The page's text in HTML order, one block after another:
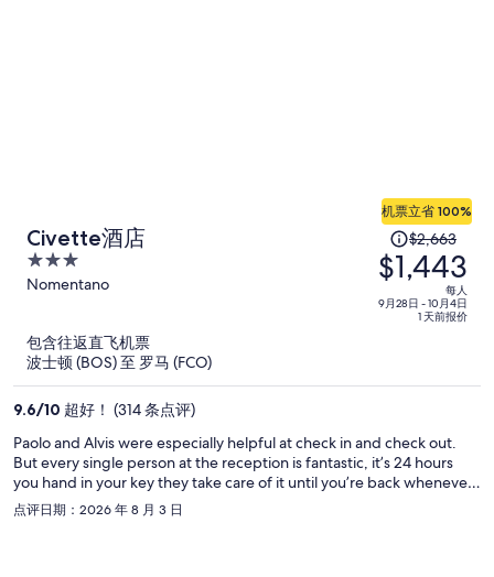
Civette酒店
3
out
5
Nomentano
机票立省 100%
原
价
为
每
现
每
人
$2,663
$1,443
每人
9月28日 - 10月4日
1 天前报价
包含往返直飞机票
波士顿 (BOS) 至 罗马 (FCO)
9.6/10 超好！ (314 条点评)
Paolo and Alvis were especially helpful at check in and check out.
But every single person at the reception is fantastic, it’s 24 hours
you hand in your key they take care of it until you’re back whenever
you want to come. Housekeeping was great and the room was
incredibly clean. The area is quiet: mostly student and residential
点评日期：2026 年 8 月 3 日